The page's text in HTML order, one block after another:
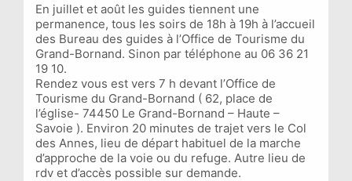
En juillet et août les guides tiennent une
permanence, tous les soirs de 18h à 19h à l’accueil
des Bureau des guides à l’Office de Tourisme du
Grand-Bornand. Sinon par téléphone au 06 36 21
19 10.
Rendez vous est vers 7 h devant l’Office de
Tourisme du Grand-Bornand ( 62, place de
l’église- 74450 Le Grand-Bornand – Haute –
Savoie ). Environ 20 minutes de trajet vers le Col
des Annes, lieu de départ habituel de la marche
d’approche de la voie ou du refuge. Autre lieu de
rdv et d’accès possible sur demande.